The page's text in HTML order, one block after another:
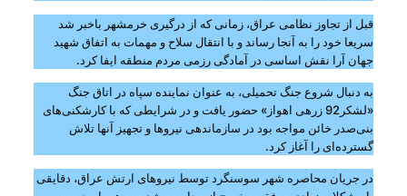
قبل از تجاوز نظامی عراق، زمانی که از درگیری خرمشهر باخبر شد
سریعا خود را به آنجا رساند و با انتقال سلاح و مهمات به اتفاق شهید
جهان آرا نقش اساسی در آمادگی رزمی مردم منطقه ایفا کرد.
به دنبال شروع جنگ تحمیلی، به عنوان نماینده سپاه در اتاق جنگ
«لشکر92 زرهی اهواز» حضور یافت و در شرایطی که با کارشکنی‌های
بنی‌صدر خائن مواجه بود در سازماندهی نیروها و تجهیز آنها تلاش
گسترده‌ای را آغاز کرد.
در جریان محاصره شهر سوسنگرد توسط نیروهای ارتش عراق، دقایقی